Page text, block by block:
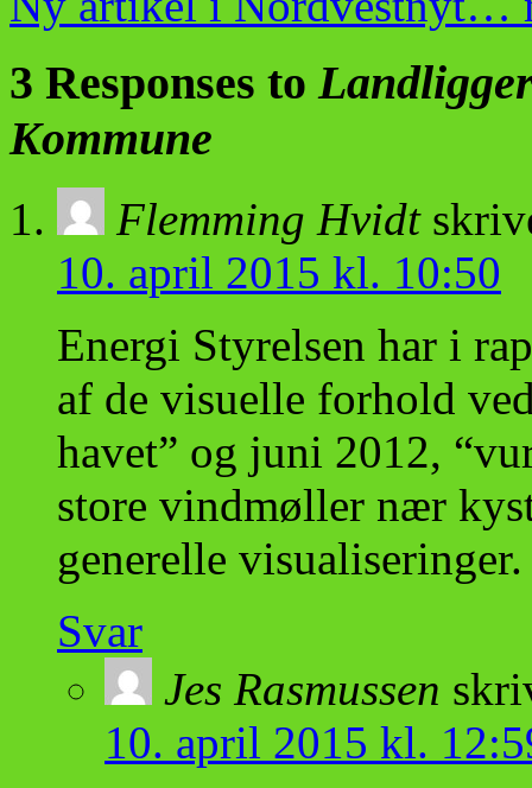
3 Responses to
Kommune
Flemming Hvidt
10. april 2015 kl. 10:50
Energi Styrelsen har i
af de visuelle forhold
havet” og juni 2012,
store vindmøller nær
generelle visualiseringer.
Svar
Jes Rasmussen
10. april 2015 kl.